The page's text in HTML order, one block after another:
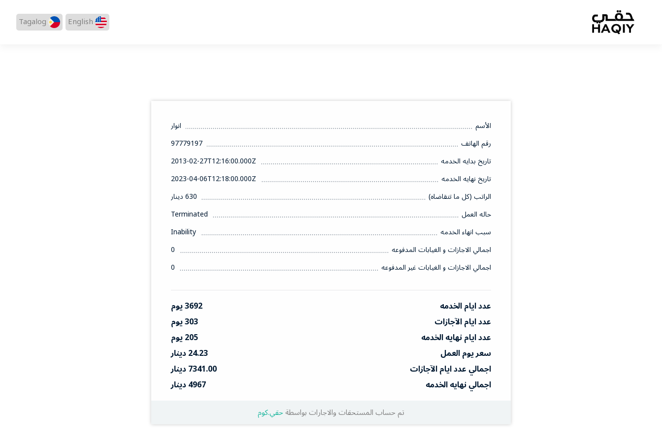
English
Tagalog
الأسم
انوار
رقم الهاتف
97779197
تاريخ بدايه الخدمه
2013-02-27T12:16:00.000Z
تاريخ نهايه الخدمه
2023-04-06T12:18:00.000Z
الراتب (كل ما تتقاضاه)
630 دينار
حاله العمل
Terminated
سبب انهاء الخدمه
Inability
اجمالي الاجازات و الغيابات المدفوعه
0
اجمالي الاجازات و الغيابات غير المدفوعه
0
عدد ايام الخدمه
3692 يوم
عدد ايام الآجازات
303 يوم
عدد ايام نهايه الخدمه
205 يوم
سعر يوم العمل
24.23 دينار
اجمالي عدد ايام الآجازات
7341.00 دينار
اجمالي نهايه الخدمه
4967 دينار
تم حساب المستحقات والاجارات بواسطةحقي.كوم